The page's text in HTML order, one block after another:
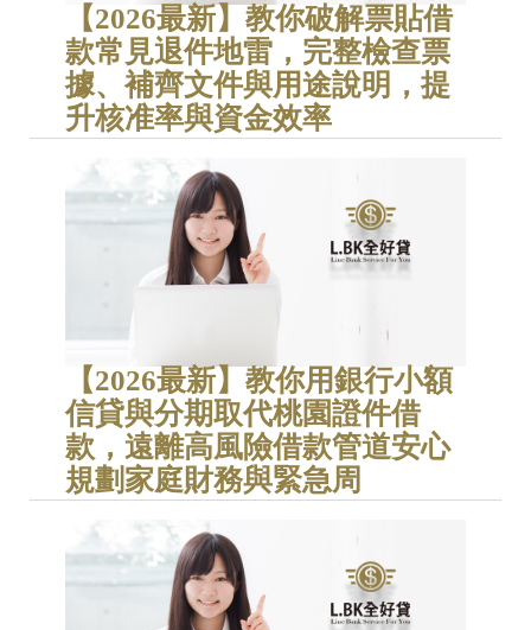
【2026最新】教你破解票貼借
款常見退件地雷，完整檢查票
據、補齊文件與用途說明，提
升核准率與資金效率
【2026最新】教你用銀行小額
信貸與分期取代桃園證件借
款，遠離高風險借款管道安心
規劃家庭財務與緊急周